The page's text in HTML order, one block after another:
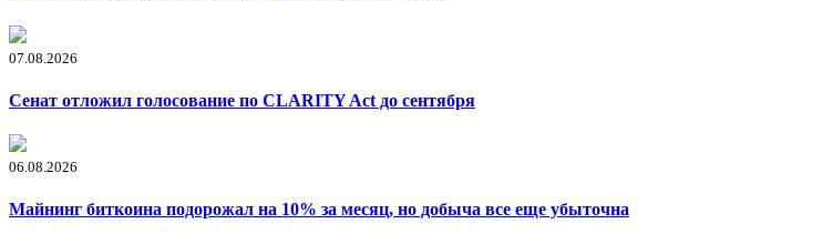
07.08.2026
Сенат отложил голосование по CLARITY Act до сентября
06.08.2026
Майнинг биткоина подорожал на 10% за месяц, но добыча все еще убыточна